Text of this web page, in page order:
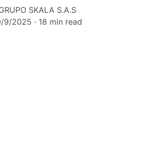
SKALA S.A.S
9/2025
18 min read